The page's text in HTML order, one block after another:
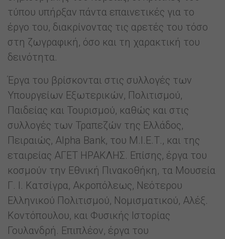
τύπου υπήρξαν πάντα επαινετικές για το
έργο του, διακρίνοντας τις αρετές του τόσο
στη ζωγραφική, όσο και τη χαρακτική του
δεινότητα.
Έργα του βρίσκονται στις συλλογές των
Υπουργείων Εξωτερικών, Πολιτισμού,
Παιδείας και Τουρισμού, καθώς και στις
συλλογές των Τραπεζών της Ελλάδος,
Πειραιώς, Alpha Bank, του Μ.Ι.Ε.Τ., και της
εταιρείας ΑΓΕΤ ΗΡΑΚΛΗΣ. Επίσης, έργα του
κοσμούν την Εθνική Πινακοθήκη, τα Μουσεία
Γ. Ι. Κατσίγρα, Ακροπόλεως, Νεότερου
Ελληνικού Πολιτισμού, Νομισματικού, Αλέξ.
Κοντόπουλου, και Φυσικής Ιστορίας
Γουλανδρή. Επιπλέον, έργα του